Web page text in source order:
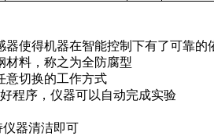
器使得机器在智能控制下有了可靠的
材料，称之为全防腐型
意切换的工作方式
程序，仪器可以自动完成实验
器清洁即可